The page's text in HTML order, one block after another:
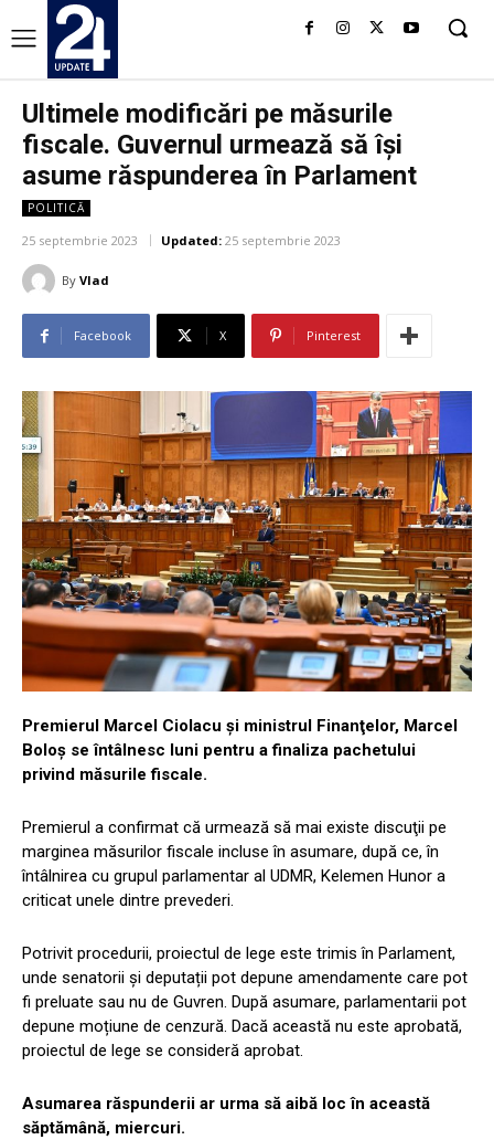
​​Ultimele modificări pe măsurile
fiscale. Guvernul urmează să își
asume răspunderea în Parlament
POLITICĂ
25 septembrie 2023 Updated: 25 septembrie 2023
By Vlad
Facebook X Pinterest
Premierul Marcel Ciolacu și ministrul Finanţelor, Marcel
Boloș se întâlnesc luni pentru a finaliza pachetului
privind măsurile fiscale.
Premierul a confirmat că urmează să mai existe discuţii pe
marginea măsurilor fiscale incluse în asumare, după ce, în
întâlnirea cu grupul parlamentar al UDMR, Kelemen Hunor a
criticat unele dintre prevederi.
Potrivit procedurii, proiectul de lege este trimis în Parlament,
unde senatorii și deputații pot depune amendamente care pot
fi preluate sau nu de Guvren. După asumare, parlamentarii pot
depune moțiune de cenzură. Dacă această nu este aprobată,
proiectul de lege se consideră aprobat.
Asumarea răspunderii ar urma să aibă loc în această
săptămână, miercuri.